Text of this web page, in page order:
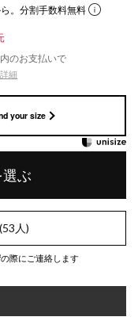
。分割手数料無料
のお支払いで
詳細
your size
ぶ
(53 人)
の際にご連絡します